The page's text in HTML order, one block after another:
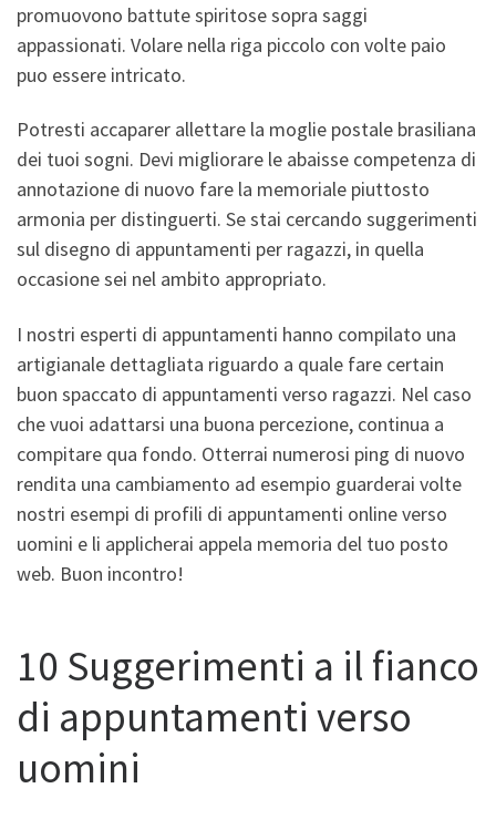
promuovono battute spiritose sopra saggi
appassionati. Volare nella riga piccolo con volte paio
puo essere intricato.
Potresti accaparer allettare la moglie postale brasiliana
dei tuoi sogni. Devi migliorare le abaisse competenza di
annotazione di nuovo fare la memoriale piuttosto
armonia per distinguerti. Se stai cercando suggerimenti
sul disegno di appuntamenti per ragazzi, in quella
occasione sei nel ambito appropriato.
I nostri esperti di appuntamenti hanno compilato una
artigianale dettagliata riguardo a quale fare certain
buon spaccato di appuntamenti verso ragazzi. Nel caso
che vuoi adattarsi una buona percezione, continua a
compitare qua fondo. Otterrai numerosi ping di nuovo
rendita una cambiamento ad esempio guarderai volte
nostri esempi di profili di appuntamenti online verso
uomini e li applicherai appela memoria del tuo posto
web. Buon incontro!
10 Suggerimenti a il fianco
di appuntamenti verso
uomini